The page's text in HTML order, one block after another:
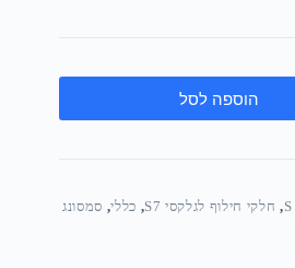
הוספה לסל
, חלקי חילוף לגלקסי S7 , כללי, סמסונג